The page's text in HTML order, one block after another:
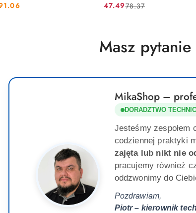
Cena
47.49
Cena 78.37
Masz
MikaShop –
DORADZTWO
Jesteśmy zespołem
codziennej praktyki
zajęta lub nikt nie
pracujemy również
oddzwonimy do
Pozdrawiam,
Piotr – kierownik